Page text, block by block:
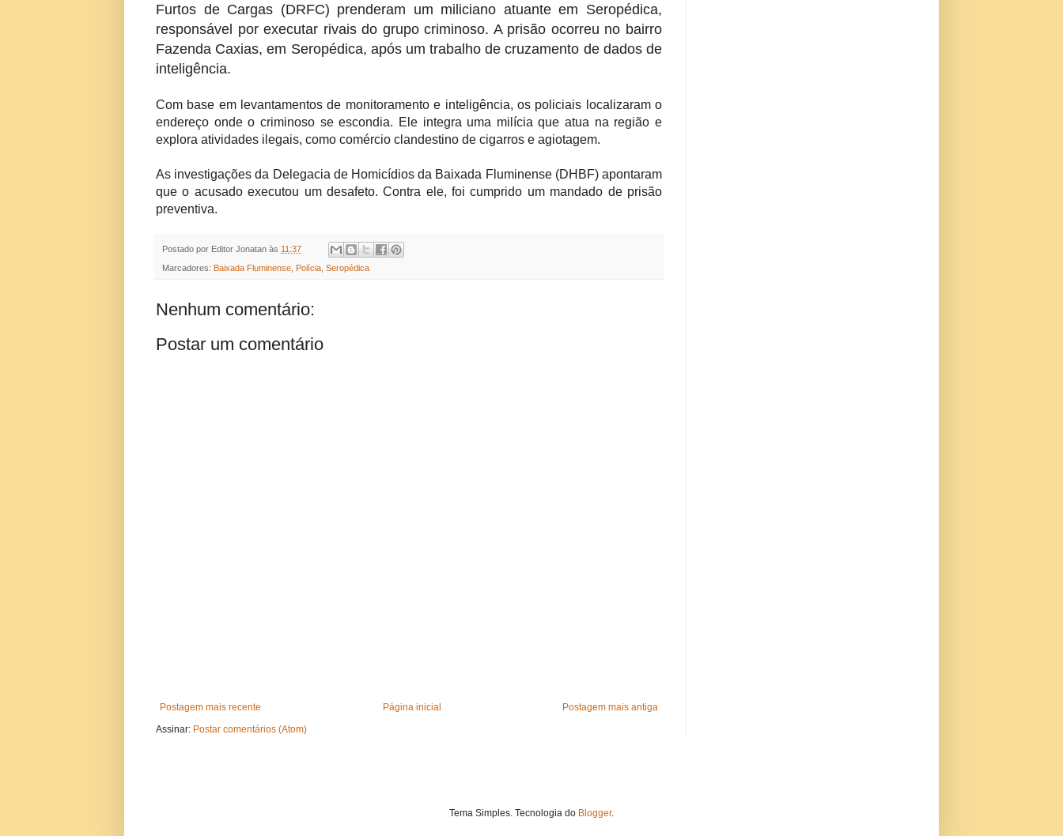
Furtos de Cargas (DRFC) prenderam um miliciano atuante em Seropédica,
responsável por executar rivais do grupo criminoso. A prisão ocorreu no bairro
Fazenda Caxias, em Seropédica, após um trabalho de cruzamento de dados de
inteligência.
Com base em levantamentos de monitoramento e inteligência, os policiais localizaram o
endereço onde o criminoso se escondia. Ele integra uma milícia que atua na região e
explora atividades ilegais, como comércio clandestino de cigarros e agiotagem.
As investigações da Delegacia de Homicídios da Baixada Fluminense (DHBF) apontaram
que o acusado executou um desafeto. Contra ele, foi cumprido um mandado de prisão
preventiva.
Postado por Editor Jonatan às 11:37
Marcadores: Baixada Fluminense Polícia Seropédica
Nenhum comentário:
Postar um comentário
Postagem mais recente Postagem mais antiga
Página inicial
Assinar: Postar comentários (Atom)
Tema Simples. Tecnologia do Blogger.